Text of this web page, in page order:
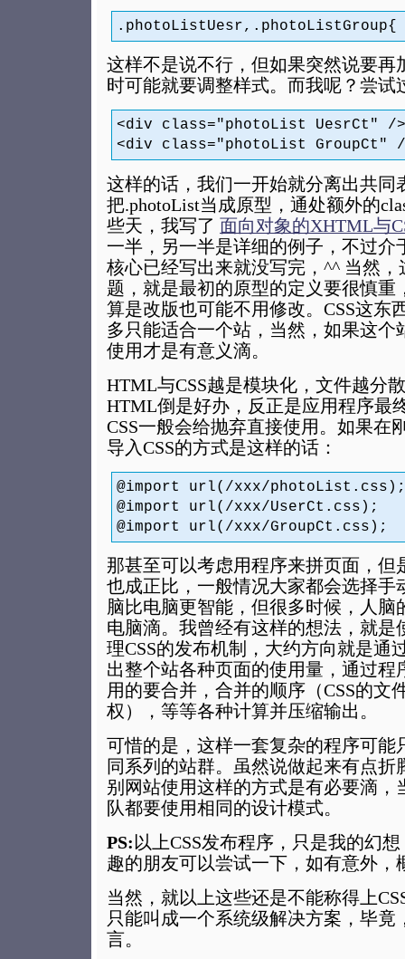
这样不是说不行，但如果突然说要再
时可能就要调整样式。而我呢？尝试
<div class="photoList UesrCt" />
<div class="photoList GroupCt"
这样的话，我们一开始就分离出共同
把.photoList当成原型，通处额外的
些天，我写了 面向对象的XHTML与
一半，另一半是详细的例子，不过介
核心已经写出来就没写完，^^ 当然
题，就是最初的原型的定义要很慎重
算是改版也可能不用修改。CSS这东
多只能适合一个站，当然，如果这个
使用才是有意义滴。
HTML与CSS越是模块化，文件越分
HTML倒是好办，反正是应用程序最
CSS一般会给抛弃直接使用。如果在
导入CSS的方式是这样的话：
@import url(/xxx/photoList.css);
@import url(/xxx/UserCt.css);
@import url(/xxx/GroupCt.css);
那甚至可以考虑用程序来拼页面，但
也成正比，一般情况大家都会选择手
脑比电脑更智能，但很多时候，人脑
电脑滴。我曾经有这样的想法，就是
理CSS的发布机制，大约方向就是通
出整个站各种页面的使用量，通过程
用的要合并，合并的顺序（CSS的文
权），等等各种计算并压缩输出。
可惜的是，这样一套复杂的程序可能
同系列的站群。虽然说做起来有点折
别网站使用这样的方式是有必要滴，
队都要使用相同的设计模式。
PS: 以上CSS发布程序，只是我的幻
趣的朋友可以尝试一下，如有意外，
当然，就以上这些还是不能称得上
只能叫成一个系统级解决方案，毕竟
言。